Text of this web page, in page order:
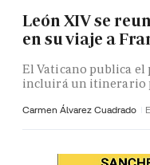
León XIV se
en su viaje a
El Vaticano publica el
incluirá un itinerario
Carmen Álvarez Cuadrado